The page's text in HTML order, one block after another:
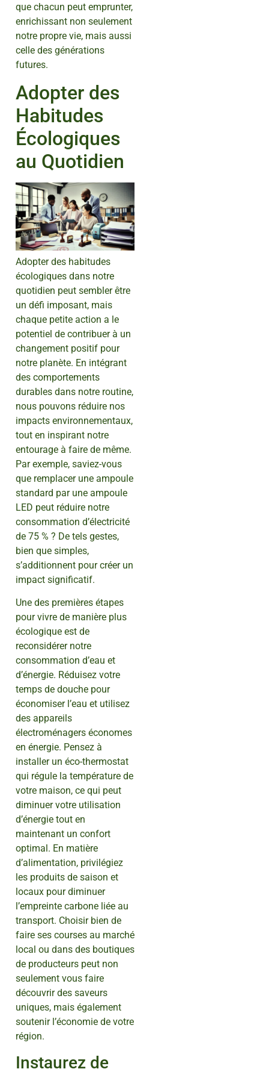
que chacun peut emprunter,
enrichissant non seulement
notre propre vie, mais aussi
celle des générations
futures.
Adopter des
Habitudes
Écologiques
au Quotidien
Adopter des habitudes
écologiques dans notre
quotidien peut sembler être
un défi imposant, mais
chaque petite action a le
potentiel de contribuer à un
changement positif pour
notre planète. En intégrant
des comportements
durables dans notre routine,
nous pouvons réduire nos
impacts environnementaux,
tout en inspirant notre
entourage à faire de même.
Par exemple, saviez-vous
que remplacer une ampoule
standard par une ampoule
LED peut réduire notre
consommation d’électricité
de 75 % ? De tels gestes,
bien que simples,
s’additionnent pour créer un
impact significatif.
Une des premières étapes
pour vivre de manière plus
écologique est de
reconsidérer notre
consommation d’eau et
d’énergie. Réduisez votre
temps de douche pour
économiser l’eau et utilisez
des appareils
électroménagers économes
en énergie. Pensez à
installer un éco-thermostat
qui régule la température de
votre maison, ce qui peut
diminuer votre utilisation
d’énergie tout en
maintenant un confort
optimal. En matière
d’alimentation, privilégiez
les produits de saison et
locaux pour diminuer
l’empreinte carbone liée au
transport. Choisir bien de
faire ses courses au marché
local ou dans des boutiques
de producteurs peut non
seulement vous faire
découvrir des saveurs
uniques, mais également
soutenir l’économie de votre
région.
Instaurez de